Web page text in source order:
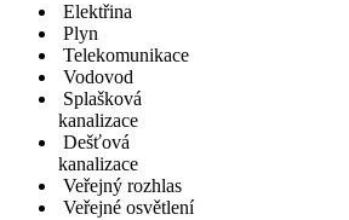
Elektřina
Plyn
Telekomunikace
Vodovod
Splašková
kanalizace
Dešťová
kanalizace
Veřejný rozhlas
Veřejné osvětlení